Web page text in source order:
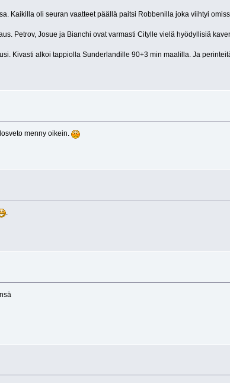
Kaikilla oli seuran vaatteet päällä paitsi Robbenilla joka viihtyi
Petrov, Josue ja Bianchi ovat varmasti Citylle vielä hyödyllisiä
Kivasti alkoi tappiolla Sunderlandille 90+3 min maalilla. Ja
menny oikein.
.